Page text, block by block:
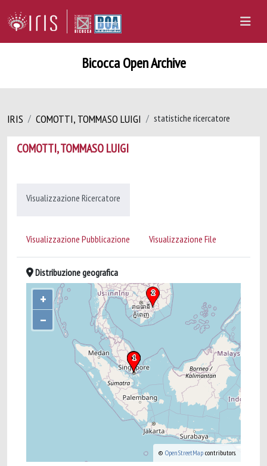
Bicocca Open Archive
IRIS COMOTTI, TOMMASO LUIGI statistiche ricercatore
COMOTTI, TOMMASO LUIGI
Visualizzazione Ricercatore
Visualizzazione Pubblicazione Visualizzazione File
Distribuzione geografica
+
–
© OpenStreetMap contributors.